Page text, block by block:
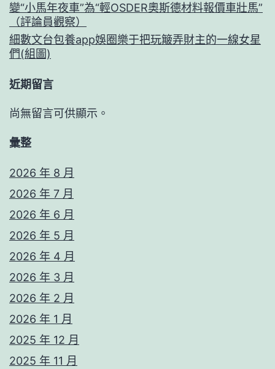
變“小馬年夜車”為“輕OSDER奧斯德材料報價車壯馬”
（評論員觀察）
細數文台包養app娛圈樂于把玩簸弄財主的一線女星
們(組圖)
近期留言
尚無留言可供顯示。
彙整
2026 年 8 月
2026 年 7 月
2026 年 6 月
2026 年 5 月
2026 年 4 月
2026 年 3 月
2026 年 2 月
2026 年 1 月
2025 年 12 月
2025 年 11 月